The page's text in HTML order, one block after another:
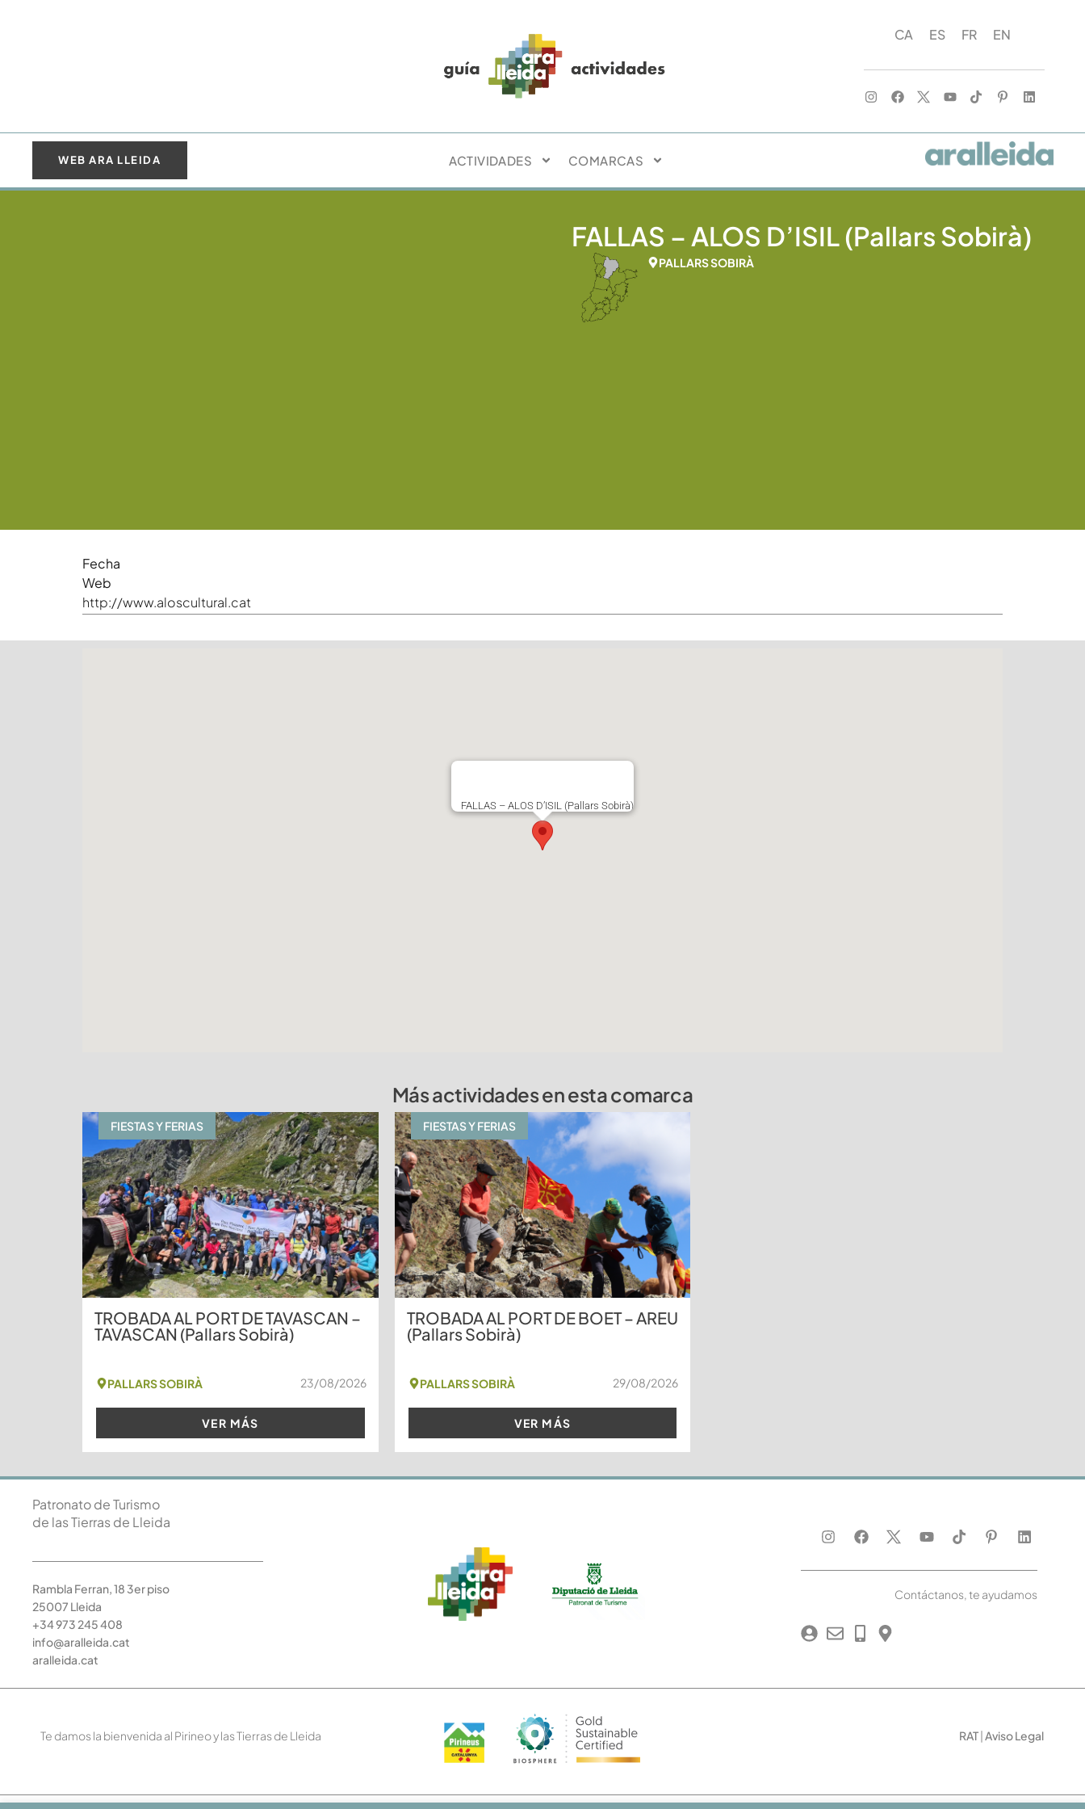
CA ES FR EN
WEB ARA LLEIDA ACTIVIDADES COMARCAS
FALLAS – ALOS D’ISIL (Pallars Sobirà)
PALLARS SOBIRÀ
Fecha
Web
http://www.aloscultural.cat
FALLAS – ALOS D’ISIL (Pallars Sobirà)
Más actividades en esta comarca
FIESTAS Y FERIAS
TROBADA AL PORT DE TAVASCAN –
TAVASCAN (Pallars Sobirà)
PALLARS SOBIRÀ 23/08/2026
VER MÁS
FIESTAS Y FERIAS
TROBADA AL PORT DE BOET – AREU
(Pallars Sobirà)
PALLARS SOBIRÀ 29/08/2026
VER MÁS
Patronato de Turismo
de las Tierras de Lleida
Rambla Ferran, 18 3er piso
25007 Lleida
+34 973 245 408
info@aralleida.cat
aralleida.cat
Contáctanos, te ayudamos
Te damos la bienvenida al Pirineo y las Tierras de Lleida RAT|Aviso Legal